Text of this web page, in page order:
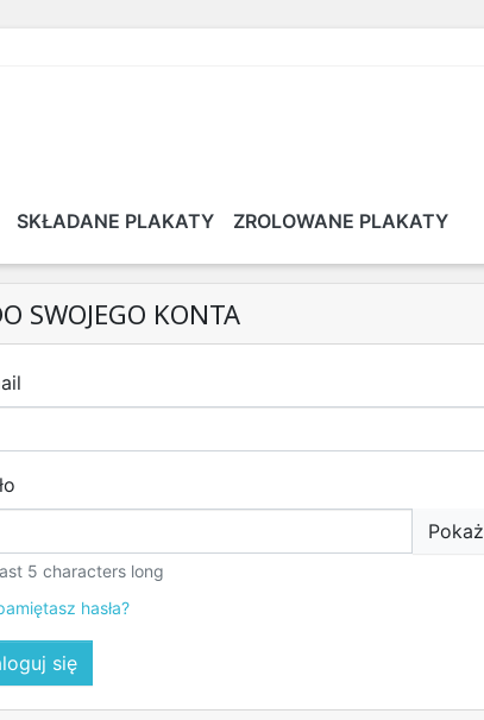
SKŁADANE PLAKATY ZROLOWANE PLAKATY
SWOJEGO KONTA
Pokaż
5 characters long
hasła?
się